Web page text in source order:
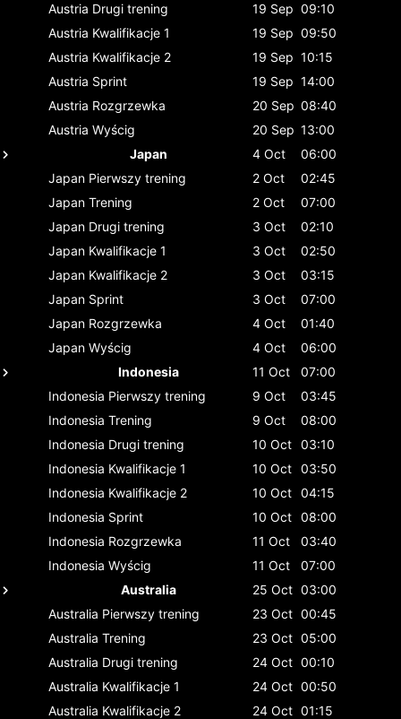
Austria Drugi trening 19 Sep 09:10
Austria Kwalifikacje 1 19 Sep 09:50
Austria Kwalifikacje 2 19 Sep 10:15
Austria Sprint 19 Sep 14:00
Austria Rozgrzewka 20 Sep 08:40
Austria Wyścig 20 Sep 13:00
Japan
4 Oct
06:00
Japan Pierwszy trening 2 Oct
02:45
Japan Trening 2 Oct
07:00
Japan Drugi trening 3 Oct
02:10
Japan Kwalifikacje 1 3 Oct
02:50
Japan Kwalifikacje 2 3 Oct
03:15
Japan Sprint 3 Oct
07:00
Japan Rozgrzewka 4 Oct
01:40
Japan Wyścig 4 Oct
06:00
Indonesia
11 Oct
07:00
Indonesia Pierwszy trening 9 Oct
03:45
Indonesia Trening 9 Oct
08:00
Indonesia Drugi trening 10 Oct 03:10
Indonesia Kwalifikacje 1 10 Oct 03:50
Indonesia Kwalifikacje 2 10 Oct 04:15
Indonesia Sprint 10 Oct 08:00
Indonesia Rozgrzewka 11 Oct
03:40
Indonesia Wyścig 11 Oct
07:00
Australia
25 Oct 03:00
Australia Pierwszy trening 23 Oct 00:45
Australia Trening 23 Oct 05:00
Australia Drugi trening 24 Oct 00:10
Australia Kwalifikacje 1 24 Oct 00:50
Australia Kwalifikacje 2 24 Oct 01:15